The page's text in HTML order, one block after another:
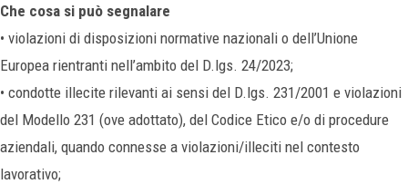
Che cosa si può segnalare
• violazioni di disposizioni normative nazionali o dell’Unione
Europea rientranti nell’ambito del D.lgs. 24/2023;
• condotte illecite rilevanti ai sensi del D.lgs. 231/2001 e violazioni
del Modello 231 (ove adottato), del Codice Etico e/o di procedure
aziendali, quando connesse a violazioni/illeciti nel contesto
lavorativo;